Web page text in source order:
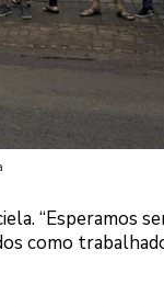
“Esperamos
como